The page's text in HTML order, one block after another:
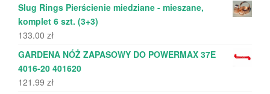
Slug Rings Pierścienie miedziane - mieszane,
komplet 6 szt. (3+3)
133.00 zł
GARDENA NÓŻ ZAPASOWY DO POWERMAX 37E
4016-20 401620
121.99 zł